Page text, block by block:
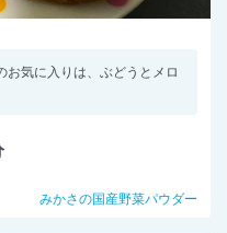
お気に入りは、ぶどうとメロ
みかさの国産野菜パウダー